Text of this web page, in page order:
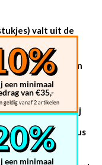
valt uit de
en je houdt een
kubus bij
idee om wat
van de kubus
een minimaal
van €35,-
geldig vanaf 2 artikelen
een minimaal